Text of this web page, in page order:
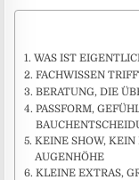
WAS IST
FACHWISSEN
BERATUNG, DIE
PASSFORM,
KEINE SHOW, KEIN
AUGENHÖHE
KLEINE EXTRAS,